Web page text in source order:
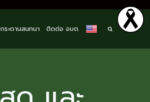
กระดานสนทนา ติดต่อ อบต.